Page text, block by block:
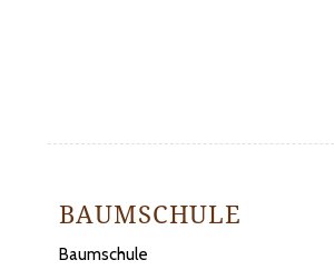
BAUMSCHULE
Baumschule